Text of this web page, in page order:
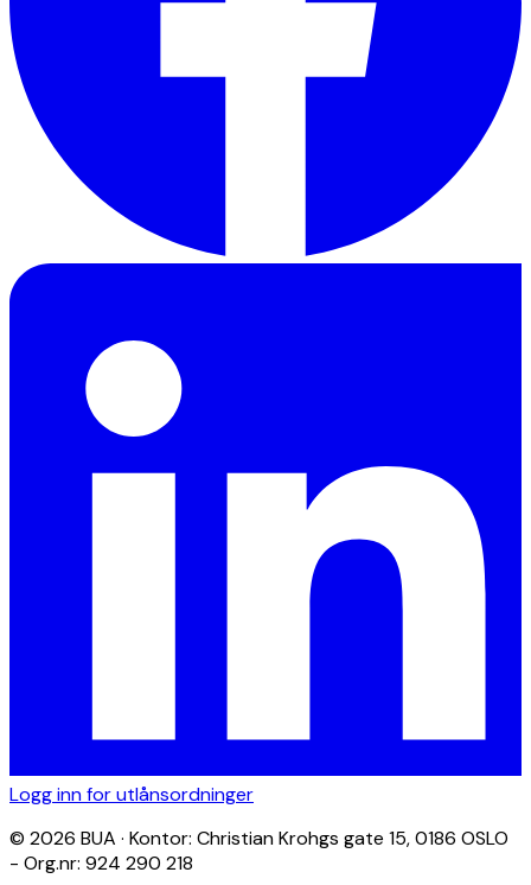
Logg inn for utlånsordninger
© 2026 BUA · Kontor: Christian Krohgs gate 15, 0186 OSLO
- Org.nr: 924 290 218